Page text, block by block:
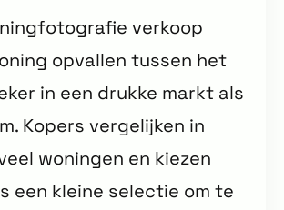
verkoop
opvallen tussen het
in een drukke markt als
Kopers vergelijken in
woningen en kiezen
een kleine selectie om te